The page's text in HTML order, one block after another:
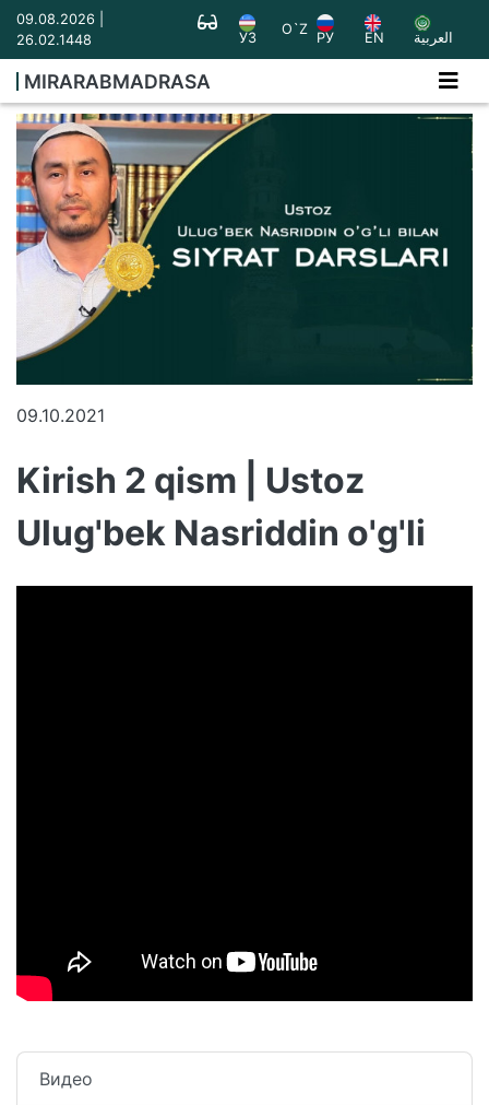
09.08.2026 |
26.02.1448
УЗ
O`Z
РУ EN العربية
MIRARABMADRASA
09.10.2021
Kirish 2 qism | Ustoz
Ulug'bek Nasriddin o'g'li
Видео